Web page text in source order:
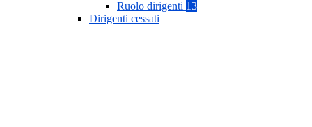
Ruolo dirigenti 13
Dirigenti cessati